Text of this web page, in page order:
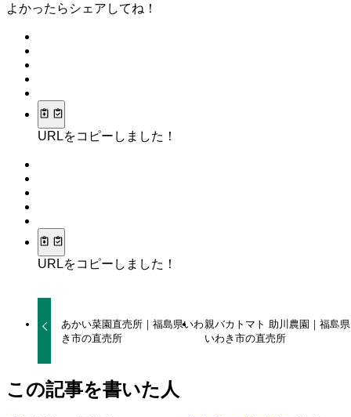
よかったらシェアしてね！
URLをコピーしました！
URLをコピーしました！
あかい菜園直売所｜福島県いわ
き市の直売所
親バカトマト 助川農園｜福島県
いわき市の直売所
この記事を書いた人